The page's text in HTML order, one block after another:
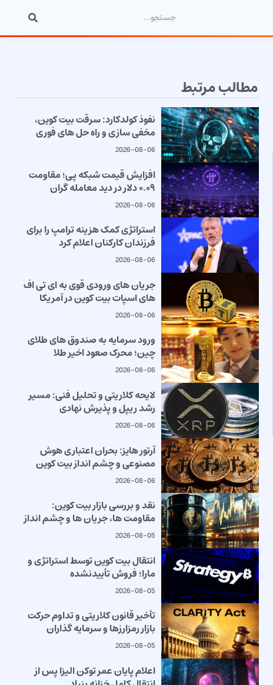
مطالب مرتبط
نفوذ کولدکارد: سرقت بیت کوین،
مخفی سازی و راه حل های فوری
2026-08-06
افزایش قیمت شبکه پی؛ مقاومت
۰.۰۹ دلار در دید معامله گران
2026-08-06
استراتژی کمک هزینه ترامپ را برای
فرزندان کارکنان اعلام کرد
2026-08-06
جریان های ورودی قوی به ای تی اف
های اسپات بیت کوین در آمریکا
2026-08-06
ورود سرمایه به صندوق های طلای
چین؛ محرک صعود اخیر طلا
2026-08-06
لایحه کلاریتی و تحلیل فنی: مسیر
رشد ریپل و پذیرش نهادی
2026-08-06
آرتور هایز: بحران اعتباری هوش
مصنوعی و چشم انداز بیت کوین
2026-08-06
نقد و بررسی بازار بیت کوین:
مقاومت ها، جریان ها و چشم انداز
2026-08-05
انتقال بیت کوین توسط استراتژی و
مارا؛ فروش تأییدنشده
2026-08-05
تأخیر قانون کلاریتی و تداوم حرکت
بازار رمزارزها و سرمایه گذاران
2026-08-05
اعلام پایان عمر توکن الیزا پس از